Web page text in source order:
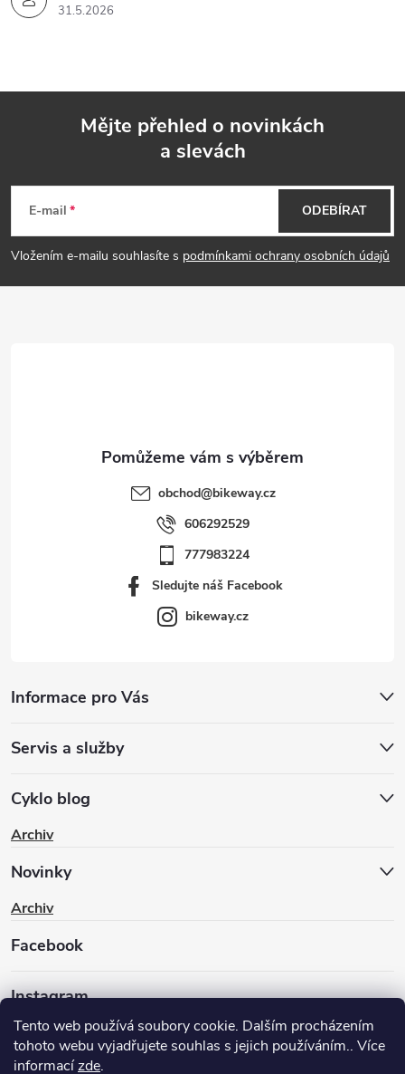
Tento web používá soubory cookie. Dalším procházením
tohoto webu vyjadřujete souhlas s jejich používáním.. Více
informacízde.
31.5.2026
p
Mějte přehled o novinkách
a slevách
E-mail
Vložením e-mailu souhlasíte s podmínkami ochrany osobních údajů
ODEBÍRAT
obchod@bikeway.cz
606292529
777983224
Sledujte náš Facebook
bikeway.cz
Informace pro Vás
Servis a služby
Cyklo blog
Archiv
Novinky
Archiv
Facebook
Instagram